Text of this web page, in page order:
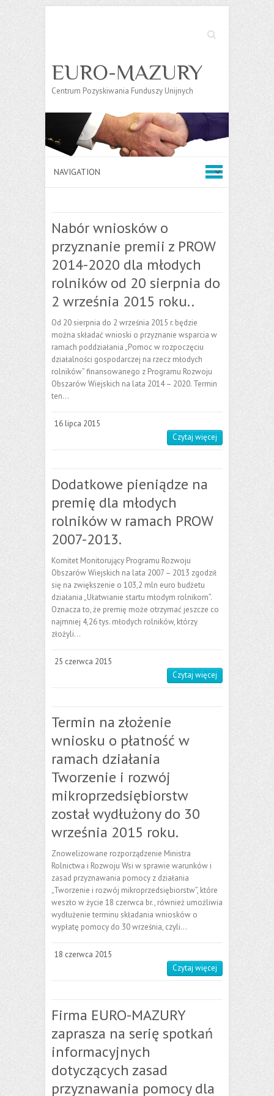
Search
EURO-MAZURY
Centrum Pozyskiwania Funduszy Unijnych
Nabór wniosków o
przyznanie premii z PROW
2014-2020 dla młodych
rolników od 20 sierpnia do
2 września 2015 roku..
Od 20 sierpnia do 2 września 2015 r. będzie
można składać wnioski o przyznanie wsparcia w
ramach poddziałania „Pomoc w rozpoczęciu
działalności gospodarczej na rzecz młodych
rolników” finansowanego z Programu Rozwoju
Obszarów Wiejskich na lata 2014 – 2020. Termin
ten…
16 lipca 2015
Czytaj więcej
Dodatkowe pieniądze na
premię dla młodych
rolników w ramach PROW
2007-2013.
Komitet Monitorujący Programu Rozwoju
Obszarów Wiejskich na lata 2007 – 2013 zgodził
się na zwiększenie o 103,2 mln euro budżetu
działania „Ułatwianie startu młodym rolnikom”.
Oznacza to, że premię może otrzymać jeszcze co
najmniej 4,26 tys. młodych rolników, którzy
złożyli…
25 czerwca 2015
Czytaj więcej
Termin na złożenie
wniosku o płatność w
ramach działania
Tworzenie i rozwój
mikroprzedsiębiorstw
został wydłużony do 30
września 2015 roku.
Znowelizowane rozporządzenie Ministra
Rolnictwa i Rozwoju Wsi w sprawie warunków i
zasad przyznawania pomocy z działania
„Tworzenie i rozwój mikroprzedsiębiorstw”, które
weszło w życie 18 czerwca br., również umożliwia
wydłużenie terminu składania wniosków o
wypłatę pomocy do 30 września, czyli…
18 czerwca 2015
Czytaj więcej
Firma EURO-MAZURY
zaprasza na serię spotkań
informacyjnych
dotyczących zasad
przyznawania pomocy dla